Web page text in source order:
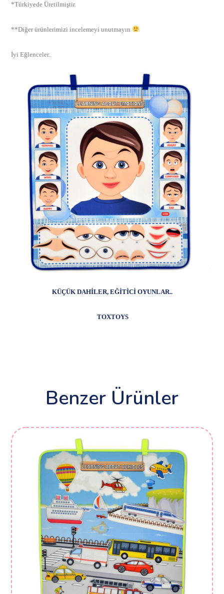
*Türkiyede Üretilmiştir.
**Diğer ürünlerimizi incelemeyi unutmayın
İyi Eğlenceler..
KÜÇÜK DAHİLER, EĞİTİCİ OYUNLAR..
TOXTOYS
Benzer Ürünler